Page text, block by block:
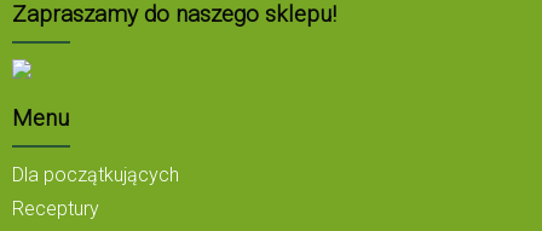
Zapraszamy do naszego sklepu!
Menu
Dla początkujących
Receptury